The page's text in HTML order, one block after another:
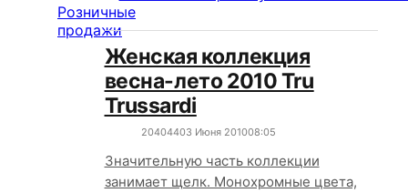
Розничные
продажи
Женская коллекция
весна-лето 2010 Tru
Trussardi
20404403 Июня 201008:05
Значительную часть коллекции
занимает щелк. Монохромные цвета,